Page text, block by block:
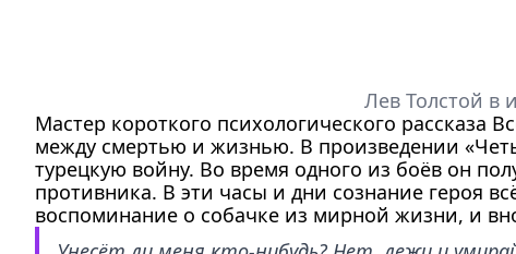
Лев Толстой в
Мастер короткого психологического рассказа
между смертью и жизнью. В произведении
турецкую войну. Во время одного из боёв он
противника. В эти часы и дни сознание героя
воспоминание о собачке из мирной жизни, и